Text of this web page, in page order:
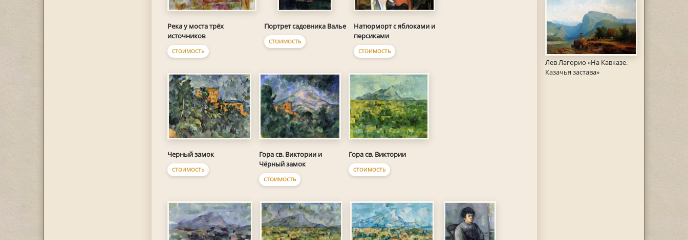
Лев Лагорио «На Кавказе.
Казачья застава»
Река у моста трёх
источников
СТОИМОСТЬ
Портрет садовника Валье
СТОИМОСТЬ
Натюрморт с яблоками и
персиками
СТОИМОСТЬ
Черный замок
СТОИМОСТЬ
Гора св. Виктории и
Чёрный замок
СТОИМОСТЬ
Гора св. Виктории
СТОИМОСТЬ